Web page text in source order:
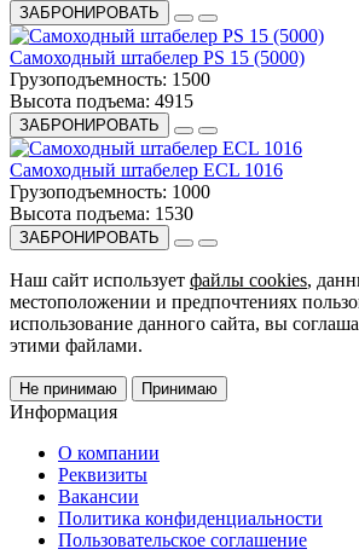
ЗАБРОНИРОВАТЬ
Самоходный штабелер PS 15 (5000)
Грузоподъемность: 1500
Высота подъема: 4915
ЗАБРОНИРОВАТЬ
Самоходный штабелер ECL 1016
Грузоподъемность: 1000
Высота подъема: 1530
ЗАБРОНИРОВАТЬ
Наш сайт использует файлы cookies,
местоположении и предпочтениях
использование данного сайта, вы
этими файлами.
Не принимаю Принимаю
Информация
О компании
Реквизиты
Вакансии
Политика конфиденциальности
Пользовательское соглашение